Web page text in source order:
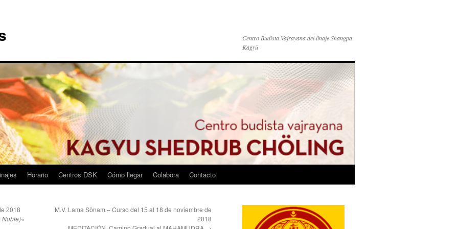
Centro Budista Vajrayana del linaje Shangpa
Kagyü
Horario Centros DSK Cómo llegar Colabora Contacto
2018
Noble)«
M.V. Lama Sönam – Curso del 15 al 18 de noviembre de
2018